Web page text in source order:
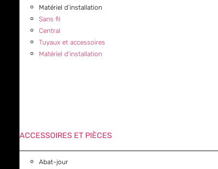
Matériel d’installation
Sans fil
Central
Tuyaux et accessoires
Matériel d’installation
ACCESSOIRES ET PIÈCES
Abat-jour